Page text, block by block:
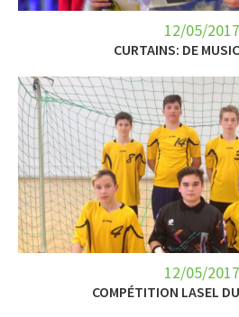
12/05/2017
CURTAINS: DE
12/05/2017
COMPÉTITION LASEL